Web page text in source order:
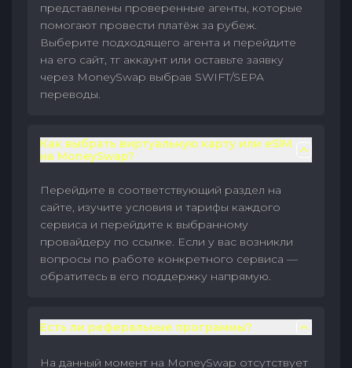
представлены проверенные агенты, которые
помогают провести платёж за рубеж.
Выберите подходящего агента и перейдите
на его сайт, тг аккаунт или оставьте заявку
через MoneySwap выбрав SWIFT/SEPA
переводы.
Как выбрать виртуальную карту или eSIM
на MoneySwap?
Перейдите в соответствующий раздел на
сайте, изучите условия и тарифы каждого
сервиса и перейдите к выбранному
провайдеру по ссылке. Если у вас возникли
вопросы по работе конкретного сервиса —
обратитесь в его поддержку напрямую.
Есть ли реферальные программы?
На данный момент на MoneySwap отсутствует